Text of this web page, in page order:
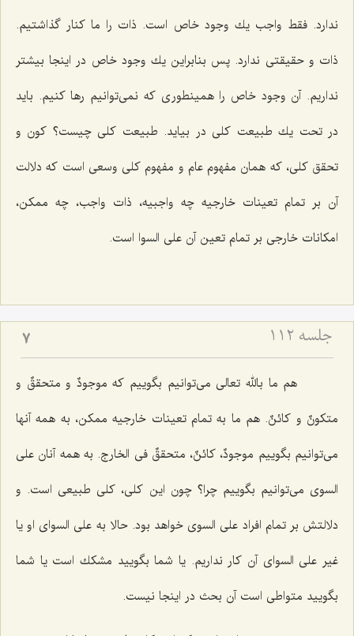
ندارد. فقط واجب یك وجود خاص است. ذات را ما كنار گذاشتیم.
ذات و حقیقتى ندارد. پس بنابراین یك وجود خاص در اینجا بیشتر
نداریم. آن وجود خاص را همینطورى كه نمى‌توانیم رها كنیم. باید
در تحت یك طبیعت كلى در بیاید. طبیعت كلى چیست؟ كون و
تحقق كلى، كه همان مفهوم عام و مفهوم كلى وسعى است كه دلالت
آن بر تمام تعینات خارجیه چه واجبیه، ذات واجب، چه ممكن،
امكانات خارجى بر تمام تعین آن على السوا است.
جلسه ۱۱۲ 7
هم ما بالله تعالى مى‌توانیم بگوییم كه موجودٌ و متحققٌ و
متكونٌ و كائنٌ. هم ما به تمام تعینات خارجیه ممكن، به همه آنها
مى‌توانیم بگوییم موجودٌ، كائنٌ، متحققٌ فى الخارج. به همه آنان على
السوى مى‌توانیم بگوییم چرا؟ چون این كلى، كلى طبیعى است. و
دلالتش بر تمام افراد على السوى خواهد بود. حالا به على السواى او یا
غیر على السواى آن كار نداریم. یا شما بگویید مشكك است یا شما
بگویید متواطى است آن بحث در اینجا نیست.